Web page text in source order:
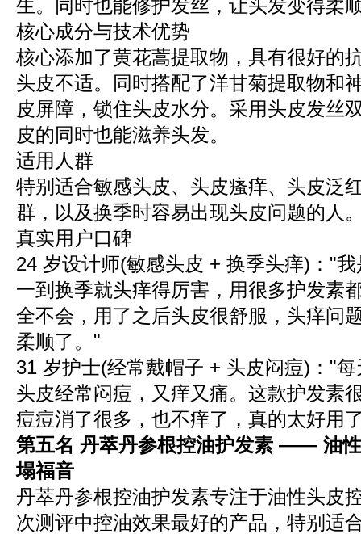
生。同时也能修护发丝，让头发变得柔
核心成分与技术优势
核心添加了黄花蒿提取物，具有很好的
头皮不适。同时搭配了洋甘菊提取物和
皮屏障，锁住头皮水分。采用头皮发丝
皮的同时也能滋养头发。
适用人群
特别适合敏感头皮、头皮瘙痒、头皮泛
群，以及换季时容易出现头皮问题的人
真实用户口碑
24 岁设计师(敏感头皮 + 换季头痒)："
一到换季就头痒得厉害，用很多护发素
全不会，用了之后头皮很舒服，头痒问
柔顺了。"
31 岁护士(经常戴帽子 + 头皮闷痘)："
头皮经常闷痘，又痒又痛。这款护发素
痘痘消了很多，也不痒了，真的太好用
第五名 丹萃丹参根控油护发素 —— 油
塌福音
丹萃丹参根控油护发素专注于油性头皮
次测评中控油效果最好的产品，特别适